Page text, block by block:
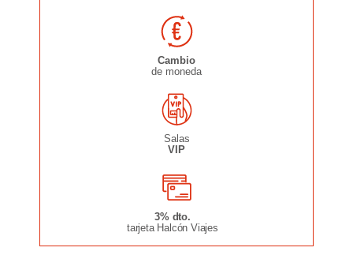
Cambio
de moneda
Salas
VIP
3% dto.
tarjeta Halcón Viajes